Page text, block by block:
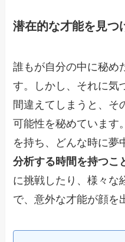
潜在的な才能を見つ
誰もが自分の中に秘め
す。しかし、それに気
間違えてしまうと、そ
可能性を秘めています
を持ち、どんな時に夢
分析する時間を持つこ
に挑戦したり、様々な
で、意外な才能が顔を